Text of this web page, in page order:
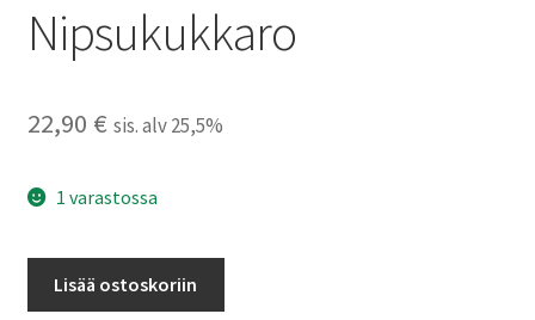
Nipsukukkaro
22,90 € sis. alv 25,5%
1 varastossa
Lisää ostoskoriin